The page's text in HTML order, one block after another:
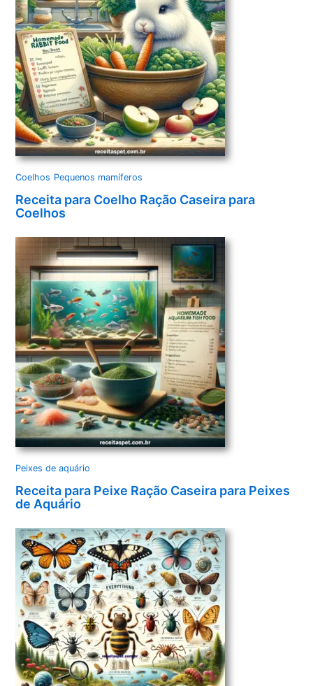
Coelhos Pequenos mamíferos
Receita para Coelho Ração Caseira para
Coelhos
Peixes de aquário
Receita para Peixe Ração Caseira para Peixes
de Aquário